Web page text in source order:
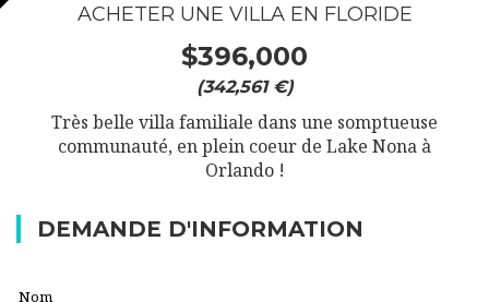
ACHETER UNE VILLA EN FLORIDE
$396,000
(342,561 €)
Très belle villa familiale dans une somptueuse
communauté, en plein coeur de Lake Nona à
Orlando !
DEMANDE D'INFORMATION